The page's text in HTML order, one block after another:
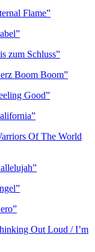
Flame”
zum Schluss”
Boom Boom”
Good”
Of The World
Out Loud / I’m